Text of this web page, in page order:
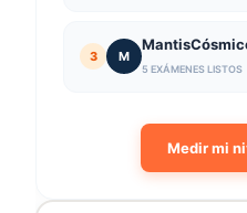
3 M
5 EXÁMENES LISTOS
Medir mi